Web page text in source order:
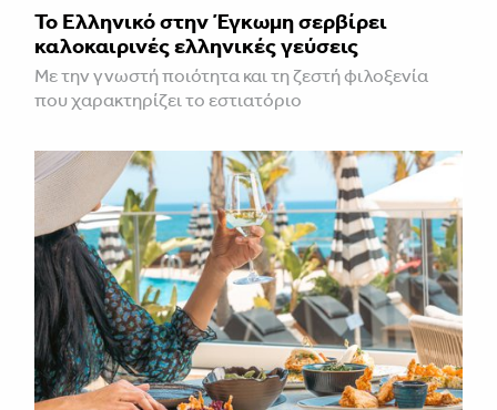
Το Ελληνικό στην Έγκωμη σερβίρει
καλοκαιρινές ελληνικές γεύσεις
Με την γνωστή ποιότητα και τη ζεστή φιλοξενία
που χαρακτηρίζει το εστιατόριο